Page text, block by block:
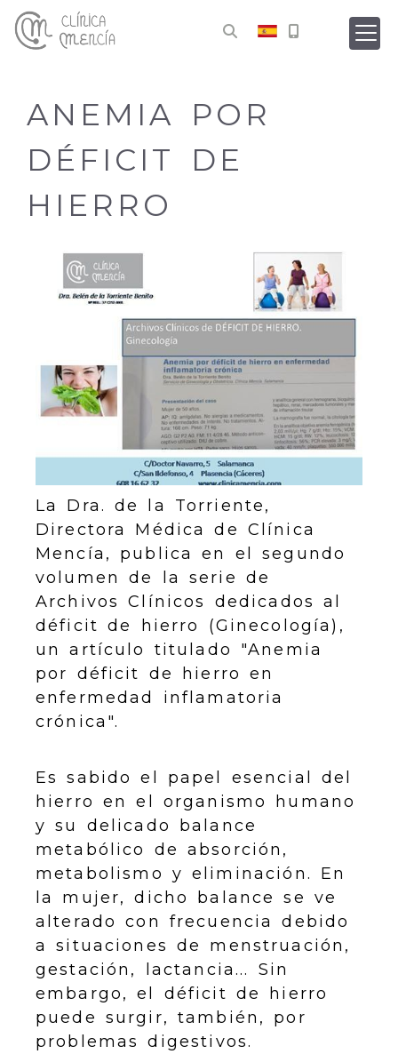
ANEMIA POR
DÉFICIT DE
HIERRO
La Dra. de la Torriente,
Directora Médica de Clínica
Mencía, publica en el segundo
volumen de la serie de
Archivos Clínicos dedicados al
déficit de hierro (Ginecología),
un artículo titulado "Anemia
por déficit de hierro en
enfermedad inflamatoria
crónica".
Es sabido el papel esencial del
hierro en el organismo humano
y su delicado balance
metabólico de absorción,
metabolismo y eliminación. En
la mujer, dicho balance se ve
alterado con frecuencia
debido
a situaciones de menstruación,
gestación, lactancia... Sin
embargo, el déficit de hierro
puede surgir, también, por
problemas digestivos.